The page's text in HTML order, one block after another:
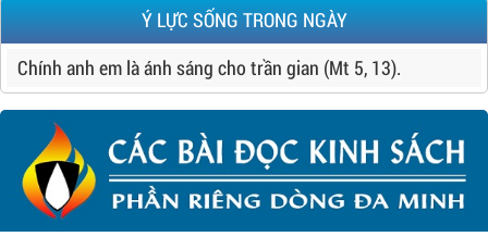
Ý LỰC SỐNG TRONG NGÀY
Chính anh em là ánh sáng cho trần gian (Mt 5, 13).